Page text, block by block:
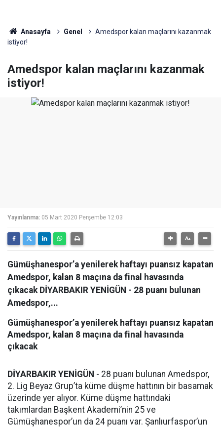
Anasayfa Genel
Amedspor kalan maçlarını kazanmak
istiyor!
Amedspor kalan maçlarını kazanmak
istiyor!
Yayınlanma: 05 Mart 2020 Perşembe 12:03
Gümüşhanespor’a yenilerek haftayı puansız kapatan
Amedspor, kalan 8 maçına da final havasında
çıkacak DİYARBAKIR YENİGÜN - 28 puanı bulunan
Amedspor,...
Gümüşhanespor’a yenilerek haftayı puansız kapatan
Amedspor, kalan 8 maçına da final havasında
çıkacak
DİYARBAKIR YENİGÜN - 28 puanı bulunan Amedspor,
2. Lig Beyaz Grup’ta küme düşme hattının bir basamak
üzerinde yer alıyor. Küme düşme hattındaki
takımlardan Başkent Akademi’nin 25 ve
Gümüşhanespor’un da 24 puanı var. Şanlıurfaspor’un